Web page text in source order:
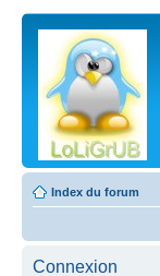
Index du forum
Connexion